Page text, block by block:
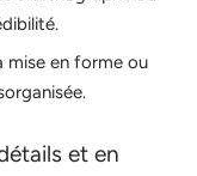
mise en forme ou
et en